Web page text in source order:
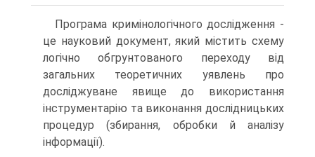
Програма кримінологічного дослідження -
це науковий документ, який містить схему
логічно обгрунтованого переходу від
загальних теоретичних уявлень про
досліджуване явище до використання
інструментарію та виконання дослідницьких
процедур (збирання, обробки й аналізу
інформації).